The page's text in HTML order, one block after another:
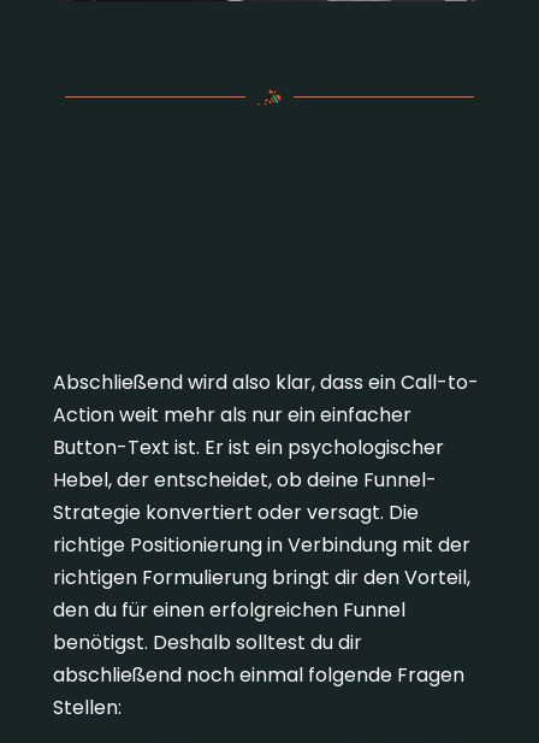
Abschließend wird also klar, dass ein Call-to-
Action weit mehr als nur ein einfacher
Button-Text ist. Er ist ein psychologischer
Hebel, der entscheidet, ob deine Funnel-
Strategie konvertiert oder versagt. Die
richtige Positionierung in Verbindung mit der
richtigen Formulierung bringt dir den Vorteil,
den du für einen erfolgreichen Funnel
benötigst. Deshalb solltest du dir
abschließend noch einmal folgende Fragen
Stellen: